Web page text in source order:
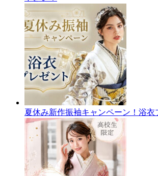
夏休み新作振袖キャンペーン！浴衣